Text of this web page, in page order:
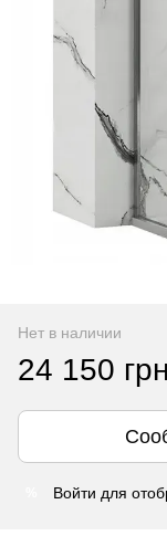
Нет в наличии
24 150 грн
Войти для